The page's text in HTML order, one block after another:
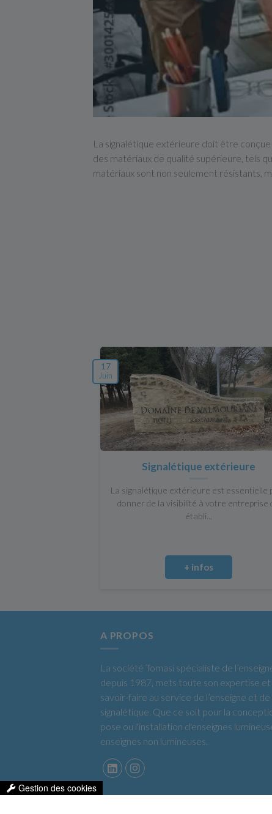
La signalétique extérieure doit être
des matériaux de qualité supérieure, tels
matériaux sont non seulement résistants,
17
Juin
Signalétique extérieure
La signalétique extérieure est essentielle
donner de la visibilité à votre entreprise
établi...
+ infos
A PROPOS
La société Tomasi spécialiste de
depuis 1987, mets toute son expertise et
savoir-faire au service de l’enseigne et de
signalétique. Que ce soit pour la
pose ou l'installation d'enseignes
enseignes non lumineuses.
Gestion des cookies